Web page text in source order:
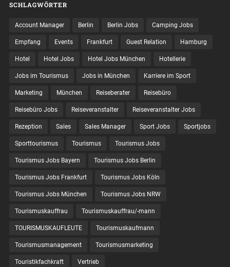
SCHLAGWÖRTER
Account Manager Berlin Berlin Jobs Camping Jobs
Empfang Events Frankfurt Guest Relation Hamburg
Hotel Hotel Jobs Hotel Jobs München Hotellerie
Jobs im Tourismus Jobs in München Karriere im Sport
Marketing München Reiseberater Reisebüro
Reisebüro Jobs Reiseveranstalter Reiseveranstalter Jobs
Rezeption Sales Sales Manager Sport Jobs Sportjobs
Sporttourismus Tourismus Tourismus Jobs
Tourismus Jobs Bayern Tourismus Jobs Berlin
Tourismus Jobs Frankfurt Tourismus Jobs Köln
Tourismus Jobs München Tourismus Jobs NRW
Tourismuskauffrau Tourismuskauffrau/-mann
TOURISMUSKAUFLEUTE Tourismuskaufmann
Tourismusmanagement Tourismusmarketing
Touristikfachkraft Vertrieb